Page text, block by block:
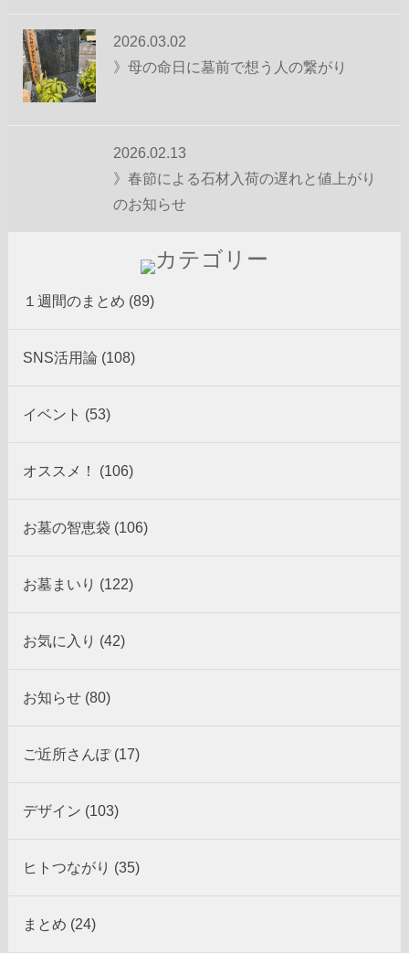
2026.03.02
》母の命日に墓前で想う人の繋がり
2026.02.13
》春節による石材入荷の遅れと値上がり
のお知らせ
１週間のまとめ (89)
SNS活用論 (108)
イベント (53)
オススメ！ (106)
お墓の智恵袋 (106)
お墓まいり (122)
お気に入り (42)
お知らせ (80)
ご近所さんぽ (17)
デザイン (103)
ヒトつながり (35)
まとめ (24)